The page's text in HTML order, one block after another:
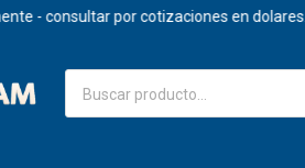
por cotizaciones en dolares.